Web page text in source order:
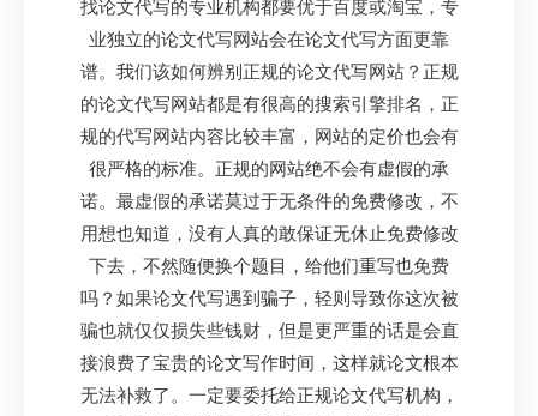
找论文代写的专业机构都要优于百度或淘宝，专
业独立的论文代写网站会在论文代写方面更靠
谱。我们该如何辨别正规的论文代写网站？正规
的论文代写网站都是有很高的搜索引擎排名，正
规的代写网站内容比较丰富，网站的定价也会有
很严格的标准。正规的网站绝不会有虚假的承
诺。最虚假的承诺莫过于无条件的免费修改，不
用想也知道，没有人真的敢保证无休止免费修改
下去，不然随便换个题目，给他们重写也免费
吗？如果论文代写遇到骗子，轻则导致你这次被
骗也就仅仅损失些钱财，但是更严重的话是会直
接浪费了宝贵的论文写作时间，这样就论文根本
无法补救了。一定要委托给正规论文代写机构，